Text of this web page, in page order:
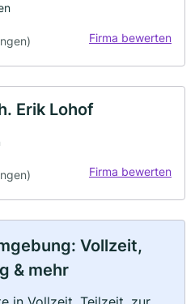
Firma bewerten
Erik Lohof
Firma bewerten
Vollzeit,
& mehr